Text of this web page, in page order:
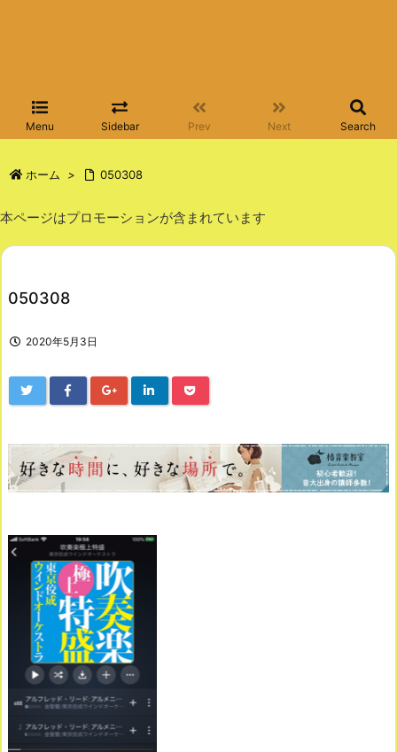
Menu Sidebar Prev Next Search
ホーム > 050308
本ページはプロモーションが含まれています
050308
2020年5月3日